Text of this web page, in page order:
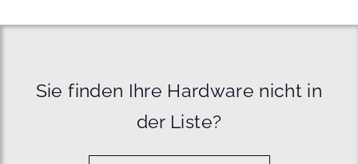
Sie finden Ihre Hardware nicht in
der Liste?